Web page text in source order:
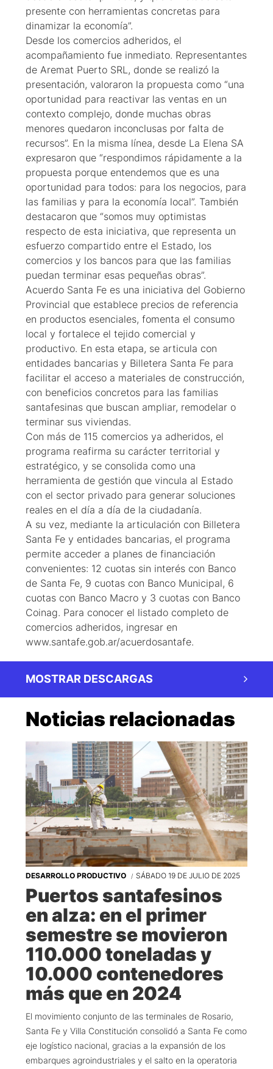
presente con herramientas concretas para
dinamizar la economía”.
Desde los comercios adheridos, el
acompañamiento fue inmediato. Representantes
de Aremat Puerto SRL, donde se realizó la
presentación, valoraron la propuesta como “una
oportunidad para reactivar las ventas en un
contexto complejo, donde muchas obras
menores quedaron inconclusas por falta de
recursos”. En la misma línea, desde La Elena SA
expresaron que “respondimos rápidamente a la
propuesta porque entendemos que es una
oportunidad para todos: para los negocios, para
las familias y para la economía local”. También
destacaron que “somos muy optimistas
respecto de esta iniciativa, que representa un
esfuerzo compartido entre el Estado, los
comercios y los bancos para que las familias
puedan terminar esas pequeñas obras”.
Acuerdo Santa Fe es una iniciativa del Gobierno
Provincial que establece precios de referencia
en productos esenciales, fomenta el consumo
local y fortalece el tejido comercial y
productivo. En esta etapa, se articula con
entidades bancarias y Billetera Santa Fe para
facilitar el acceso a materiales de construcción,
con beneficios concretos para las familias
santafesinas que buscan ampliar, remodelar o
terminar sus viviendas.
Con más de 115 comercios ya adheridos, el
programa reafirma su carácter territorial y
estratégico, y se consolida como una
herramienta de gestión que vincula al Estado
con el sector privado para generar soluciones
reales en el día a día de la ciudadanía.
A su vez, mediante la articulación con Billetera
Santa Fe y entidades bancarias, el programa
permite acceder a planes de financiación
convenientes: 12 cuotas sin interés con Banco
de Santa Fe, 9 cuotas con Banco Municipal, 6
cuotas con Banco Macro y 3 cuotas con Banco
Coinag. Para conocer el listado completo de
comercios adheridos, ingresar en
www.santafe.gob.ar/acuerdosantafe.
MOSTRAR DESCARGAS
Noticias relacionadas
DESARROLLO PRODUCTIVO SÁBADO 19 DE JULIO DE 2025
Puertos santafesinos
en alza: en el primer
semestre se movieron
110.000 toneladas y
10.000 contenedores
más que en 2024
El movimiento conjunto de las terminales de Rosario,
Santa Fe y Villa Constitución consolidó a Santa Fe como
eje logístico nacional, gracias a la expansión de los
embarques agroindustriales y el salto en la operatoria